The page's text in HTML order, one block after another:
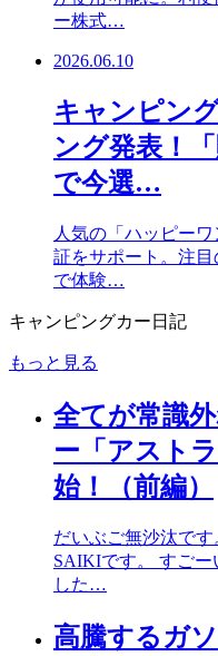
ー株式…
2026.06.10
キャンピン
ング発表！
で今選…
人気の「ハッピー
証をサポート。注目
で体験…
キャンピングカー日記
もっと見る
全てが常識
ー「アスト
始！（前編）
だいぶご無沙汰で
SAIKIです。 すご
した…
高騰するガ